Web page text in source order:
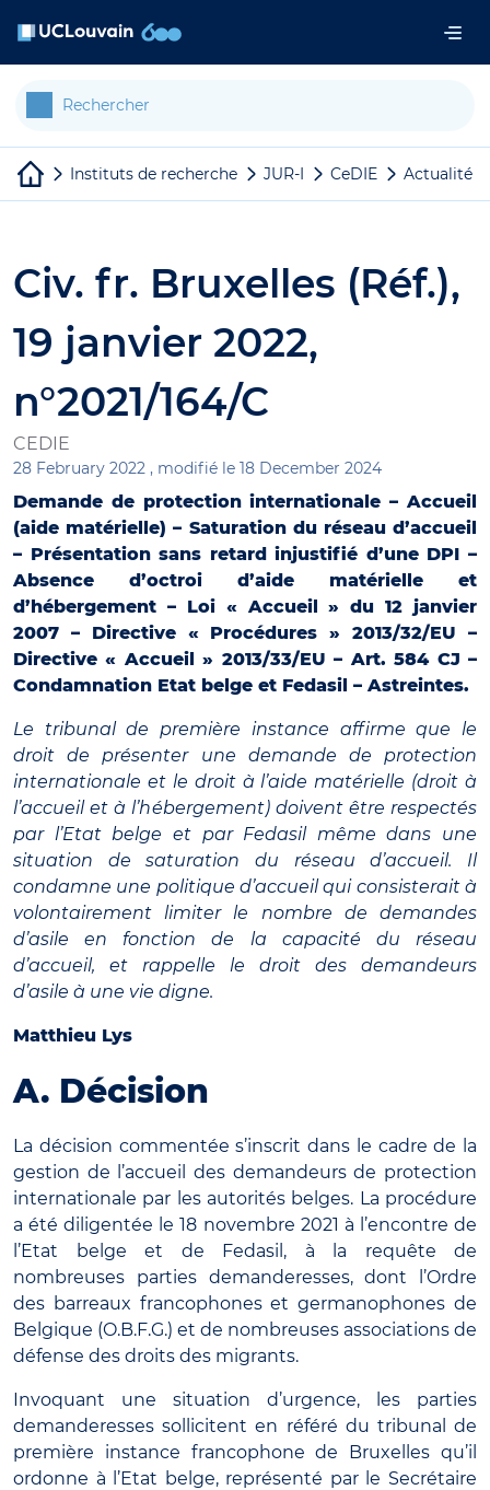
Instituts de recherche JUR-I CeDIE Actualités
Civ. fr. Bruxelles (Réf.),
19 janvier 2022,
n°2021/164/C
CEDIE
28 February 2022 , modifié le 18 December 2024
Demande de protection internationale – Accueil
(aide matérielle) – Saturation du réseau d’accueil
– Présentation sans retard injustifié d’une DPI –
Absence d’octroi d’aide matérielle et
d’hébergement – Loi « Accueil » du 12 janvier
2007 – Directive « Procédures » 2013/32/EU –
Directive « Accueil » 2013/33/EU – Art. 584 CJ –
Condamnation Etat belge et Fedasil – Astreintes.
Le tribunal de première instance affirme que le
droit de présenter une demande de protection
internationale et le droit à l’aide matérielle (droit à
l’accueil et à l’hébergement) doivent être respectés
par l’Etat belge et par Fedasil même dans une
situation de saturation du réseau d’accueil. Il
condamne une politique d’accueil qui consisterait à
volontairement limiter le nombre de demandes
d’asile en fonction de la capacité du réseau
d’accueil, et rappelle le droit des demandeurs
d’asile à une vie digne.
Matthieu Lys
A. Décision
La décision commentée s’inscrit dans le cadre de la
gestion de l’accueil des demandeurs de protection
internationale par les autorités belges. La procédure
a été diligentée le 18 novembre 2021 à l’encontre de
l’Etat belge et de Fedasil, à la requête de
nombreuses parties demanderesses, dont l’Ordre
des barreaux francophones et germanophones de
Belgique (O.B.F.G.) et de nombreuses associations de
défense des droits des migrants.
Invoquant une situation d’urgence, les parties
demanderesses sollicitent en référé du tribunal de
première instance francophone de Bruxelles qu’il
ordonne à l’Etat belge, représenté par le Secrétaire